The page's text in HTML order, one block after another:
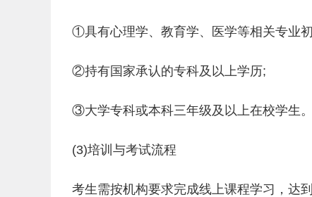
①具有心理学、教育学、医学等相关专业
②持有国家承认的专科及以上学历;
③大学专科或本科三年级及以上在校学生。
(3)培训与考试流程
考生需按机构要求完成线上课程学习，达